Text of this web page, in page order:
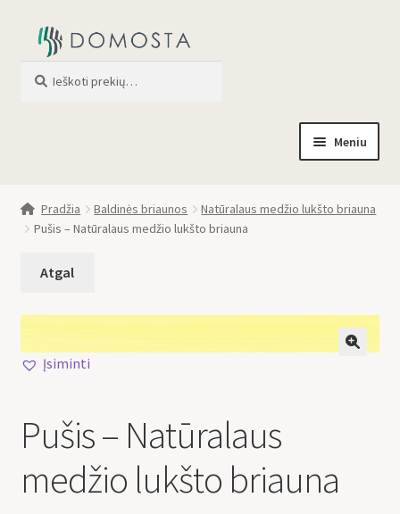
Meniu
Parduotuvė
Apie mus
Pradžia Baldinės briaunos
Natūralaus medžio lukšto briauna
Pušis – Natūralaus medžio lukšto briauna
Įsiminti
Pušis – Natūralaus
medžio lukšto briauna